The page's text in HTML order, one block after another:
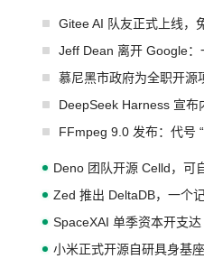
Gitee AI 队友正式上线，
Jeff Dean 离开 Google
慕尼黑市政府为全职开源
DeepSeek Harness 宣布
FFmpeg 9.0 发布：代号
Deno 团队开源 Celld，可
Zed 推出 DeltaDB，一个
SpaceXAI 单季资本开支
小米正式开源自研具身基